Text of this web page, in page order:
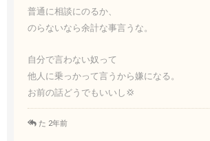
普通に相談にのるか、
のらないなら余計な事言うな。
自分で言わない奴って
他人に乗っかって言うから嫌になる。
お前の話どうでもいいし💢
た 2年前